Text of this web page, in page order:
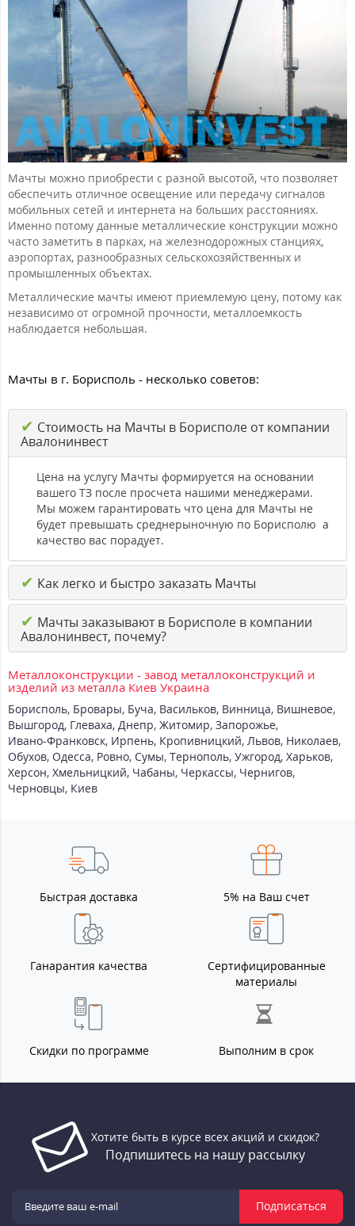
Мачты можно приобрести с разной высотой, что позволяет
обеспечить отличное освещение или передачу сигналов
мобильных сетей и интернета на больших расстояниях.
Именно потому данные металлические конструкции можно
часто заметить в парках, на железнодорожных станциях,
аэропортах, разнообразных сельскохозяйственных и
промышленных объектах.
Металлические мачты имеют приемлемую цену, потому как
независимо от огромной прочности, металлоемкость
наблюдается небольшая.
Мачты в г. Борисполь - несколько советов:
✔ Стоимость на Мачты в Борисполе от компании
Авалонинвест
Цена на услугу Мачты формируется на основании
вашего ТЗ после просчета нашими менеджерами.
Мы можем гарантировать что цена для Мачты не
будет превышать среднерыночную по Борисполю а
качество вас порадует.
✔ Как легко и быстро заказать Мачты
✔ Мачты заказывают в Борисполе в компании
Авалонинвест, почему?
Металлоконструкции - завод металлоконструкций и
изделий из металла Киев Украина
Борисполь, Бровары, Буча, Васильков, Винница, Вишневое,
Вышгород, Глеваха, Днепр, Житомир, Запорожье,
Ивано-Франковск, Ирпень, Кропивницкий, Львов, Николаев,
Обухов, Одесса, Ровно, Сумы, Тернополь, Ужгород, Харьков,
Херсон, Хмельницкий, Чабаны, Черкассы, Чернигов,
Черновцы, Киев
Быстрая доставка 5% на Ваш счет
Ганарантия качества
Сертифицированные
материалы
Скидки по программе Выполним в срок
Хотите быть в курсе всех акций и скидок?
Подпишитесь на нашу рассылку
Подписаться